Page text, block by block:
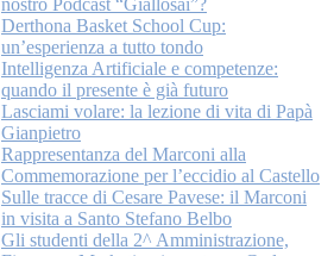
nostro Podcast “Giallosai”?
Derthona Basket School Cup:
un’esperienza a tutto tondo
Intelligenza Artificiale e competenze:
quando il presente è già futuro
Lasciami volare: la lezione di vita di Papà
Gianpietro
Rappresentanza del Marconi alla
Commemorazione per l’eccidio al Castello
Sulle tracce di Cesare Pavese: il Marconi
in visita a Santo Stefano Belbo
Gli studenti della 2^ Amministrazione,